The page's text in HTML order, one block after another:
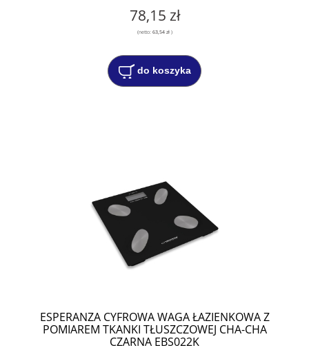
78,15 zł
(netto: 63,54 zł)
do koszyka
ESPERANZA CYFROWA WAGA ŁAZIENKOWA Z
POMIAREM TKANKI TŁUSZCZOWEJ CHA-CHA
CZARNA EBS022K